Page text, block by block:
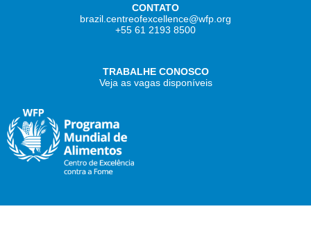
CONTATO
brazil.centreofexcellence@wfp.org
+55 61 2193 8500
TRABALHE CONOSCO
Veja as vagas disponíveis